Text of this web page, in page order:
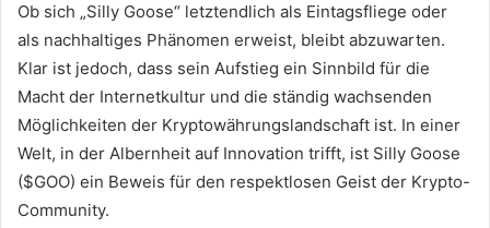
Ob sich „Silly Goose“ letztendlich als Eintagsfliege oder
als nachhaltiges Phänomen erweist, bleibt abzuwarten.
Klar ist jedoch, dass sein Aufstieg ein Sinnbild für die
Macht der Internetkultur und die ständig wachsenden
Möglichkeiten der Kryptowährungslandschaft ist. In einer
Welt, in der Albernheit auf Innovation trifft, ist Silly Goose
($GOO) ein Beweis für den respektlosen Geist der Krypto-
Community.